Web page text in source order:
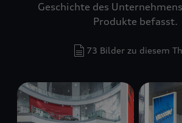
Geschichte des
Produkte befasst.
73 Bilder zu diesem